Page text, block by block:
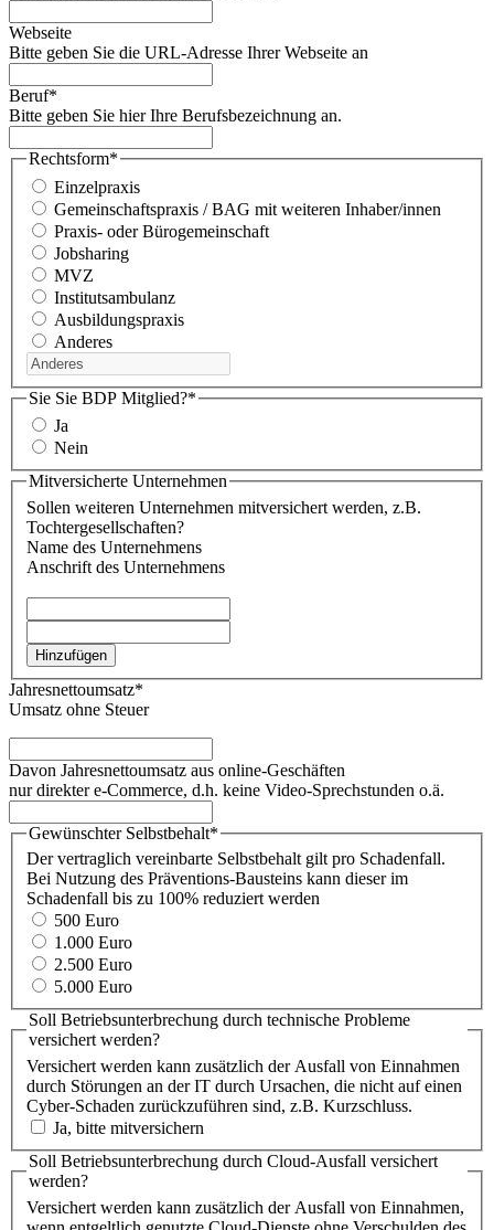
Webseite
Bitte geben Sie die URL-Adresse Ihrer Webseite an
Beruf*
Bitte geben Sie hier Ihre Berufsbezeichnung an.
Rechtsform*
Einzelpraxis
Gemeinschaftspraxis / BAG mit weiteren Inhaber/innen
Praxis- oder Bürogemeinschaft
Jobsharing
MVZ
Institutsambulanz
Ausbildungspraxis
Anderes
Sie Sie BDP Mitglied?*
Ja
Nein
Mitversicherte Unternehmen
Sollen weiteren Unternehmen mitversichert werden, z.B.
Tochtergesellschaften?
Name des Unternehmens
Anschrift des Unternehmens
Hinzufügen
Jahresnettoumsatz*
Umsatz ohne Steuer
Davon Jahresnettoumsatz aus online-Geschäften
nur direkter e-Commerce, d.h. keine Video-Sprechstunden o.ä.
Gewünschter Selbstbehalt*
Der vertraglich vereinbarte Selbstbehalt gilt pro Schadenfall.
Bei Nutzung des Präventions-Bausteins kann dieser im
Schadenfall bis zu 100% reduziert werden
500 Euro
1.000 Euro
2.500 Euro
5.000 Euro
Soll Betriebsunterbrechung durch technische Probleme
versichert werden?
Versichert werden kann zusätzlich der Ausfall von Einnahmen
durch Störungen an der IT durch Ursachen, die nicht auf einen
Cyber-Schaden zurückzuführen sind, z.B. Kurzschluss.
Ja, bitte mitversichern
Soll Betriebsunterbrechung durch Cloud-Ausfall versichert
werden?
Versichert werden kann zusätzlich der Ausfall von Einnahmen,